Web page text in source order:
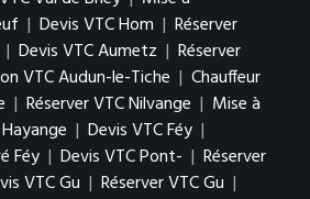
| Devis VTC Hom | Réserver
| Devis VTC Aumetz | Réserver
VTC Audun-le-Tiche | Chauffeur
| Réserver VTC Nilvange | Mise à
| Devis VTC Féy |
Féy | Devis VTC Pont- | Réserver
VTC Gu | Réserver VTC Gu |